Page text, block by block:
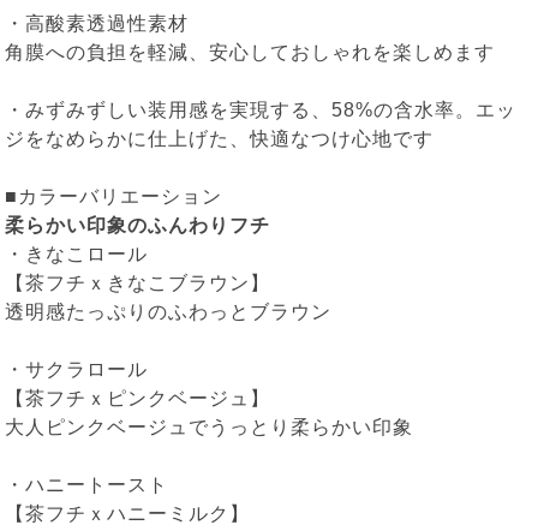
・高酸素透過性素材
角膜への負担を軽減、安心しておしゃれを楽しめます
・みずみずしい装用感を実現する、58%の含水率。エッ
ジをなめらかに仕上げた、快適なつけ心地です
■カラーバリエーション
柔らかい印象のふんわりフチ
・ きなこロール
【茶フチｘきなこブラウン】
透明感たっぷりのふわっとブラウン
・サクラロール
【茶フチｘピンクベージュ】
大人ピンクベージュでうっとり柔らかい印象
・ハニートースト
【茶フチｘハニーミルク】